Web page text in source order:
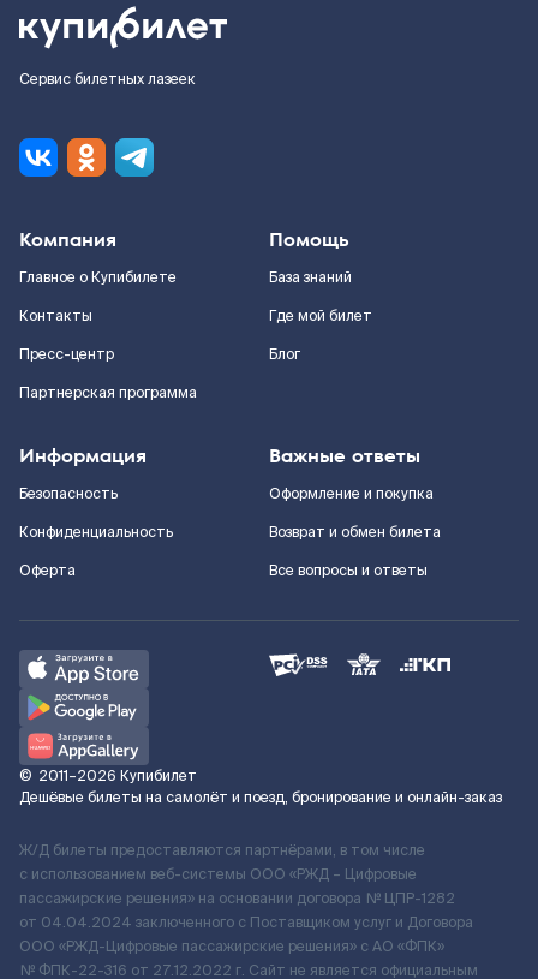
Сервис билетных лазеек
Компания
Главное о Купибилете
Контакты
Пресс-центр
Партнерская программа
Помощь
База знаний
Где мой билет
Блог
Информация
Безопасность
Конфиденциальность
Оферта
Важные ответы
Оформление и покупка
Возврат и обмен билета
Все вопросы и ответы
© 2011–2026 Купибилет
Дешёвые билеты на самолёт и поезд, бронирование и онлайн-заказ
Ж/Д билеты предоставляются партнёрами, в том числе
с использованием веб-системы ООО «РЖД – Цифровые
пассажирские решения» на основании договора № ЦПР-1282
от 04.04.2024 заключенного с Поставщиком услуг и Договора
ООО «РЖД-Цифровые пассажирские решения» c АО «ФПК»
№ ФПК-22-316 от 27.12.2022 г. Сайт не является официальным